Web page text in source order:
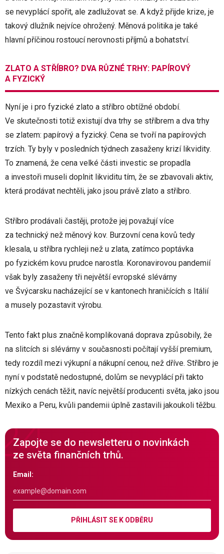
se nevyplácí spořit, ale zadlužovat se. A když přijde krize, je
takový dlužník nejvíce ohrožený. Měnová politika je také
hlavní příčinou rostoucí nerovnosti příjmů a bohatství.
ZLATO A STŘÍBRO? DVA RŮZNÉ TRHY: PAPÍROVÝ
A FYZICKÝ
Nyní je i pro fyzické zlato a stříbro obtížné období.
Ve skutečnosti totiž existují dva trhy se stříbrem a dva trhy
se zlatem: papírový a fyzický. Cena se tvoří na papírových
trzích. Ty byly v posledních týdnech zasaženy krizí likvidity.
To znamená, že cena velké části investic se propadla
a investoři museli doplnit likviditu tím, že se zbavovali aktiv,
která prodávat nechtěli, jako jsou právě zlato a stříbro.
Stříbro prodávali častěji, protože jej považují více
za technický než měnový kov. Burzovní cena kovů tedy
klesala, u stříbra rychleji než u zlata, zatímco poptávka
po fyzickém kovu prudce narostla. Koronavirovou pandemií
však byly zasaženy tři největší evropské slévárny
ve Švýcarsku nacházející se v kantonech hraničících s Itálií
a musely pozastavit výrobu.
Tento fakt plus značně komplikovaná doprava způsobily, že
na slitcích si slévárny v současnosti počítají vyšší premium,
tedy rozdíl mezi výkupní a nákupní cenou, než dříve. Stříbro je
nyní v podstatě nedostupné, dolům se nevyplácí při takto
nízkých cenách těžit, navíc největší producenti světa, jako jsou
Mexiko a Peru, kvůli pandemii úplně zastavili jakoukoli těžbu.
Zapojte se do newsletteru o novinkách
ze světa finančních trhů.
Email:
PŘIHLÁSIT SE K ODBĚRU